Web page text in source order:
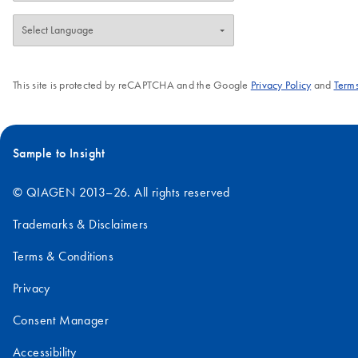
3. DNA 염기서열 분석: DNA 염기서열 분석에
한 작업은 정확한 정량화와 염기서열 분석을 위한
4. 클로닝 실험: 변환기는 연구자가 분자 클로
5. 유전자 발현 분석: 정량적 역전사 PCR(qRT-
여기 에서 워크플로우에 통합할 수 있는 기타 응용
This site is protected by reCAPTCHA and the Google Privacy Policyand
Sample to Insight
© QIAGEN 2013–26. All rights reserved
Trademarks & Disclaimers
Terms & Conditions
Privacy
Consent Manager
Accessibility